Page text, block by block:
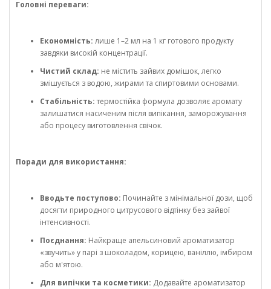
Головні переваги:
Економність: лише 1–2 мл на 1 кг готового продукту
завдяки високій концентрації.
Чистий склад: не містить зайвих домішок, легко
змішується з водою, жирами та спиртовими основами.
Стабільність:термостійка формула дозволяє аромату
залишатися насиченим після випікання, заморожування
або процесу виготовлення свічок.
Поради для використання:
Вводьте поступово: Починайте з мінімальної дози, щоб
досягти природного цитрусового відтінку без зайвої
інтенсивності.
Поєднання: Найкраще апельсиновий ароматизатор
«звучить» у парі з шоколадом, корицею, ваніллю, імбиром
або м'ятою.
Для випічки та косметики: Додавайте ароматизатор